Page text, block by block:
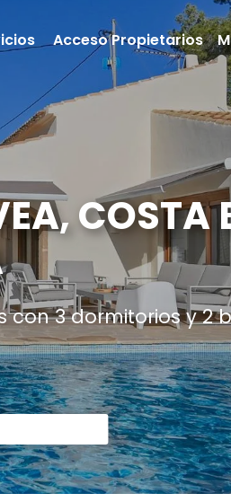
COSTA
con 3 dormitorios y 2
Acceso Propietarios